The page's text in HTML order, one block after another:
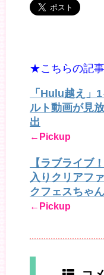
★こちらの記
「Hulu越え」
ルト動画が見
出
←Pickup
【ラブライブ
入りクリアフ
クフェスちゃん
←Pickup